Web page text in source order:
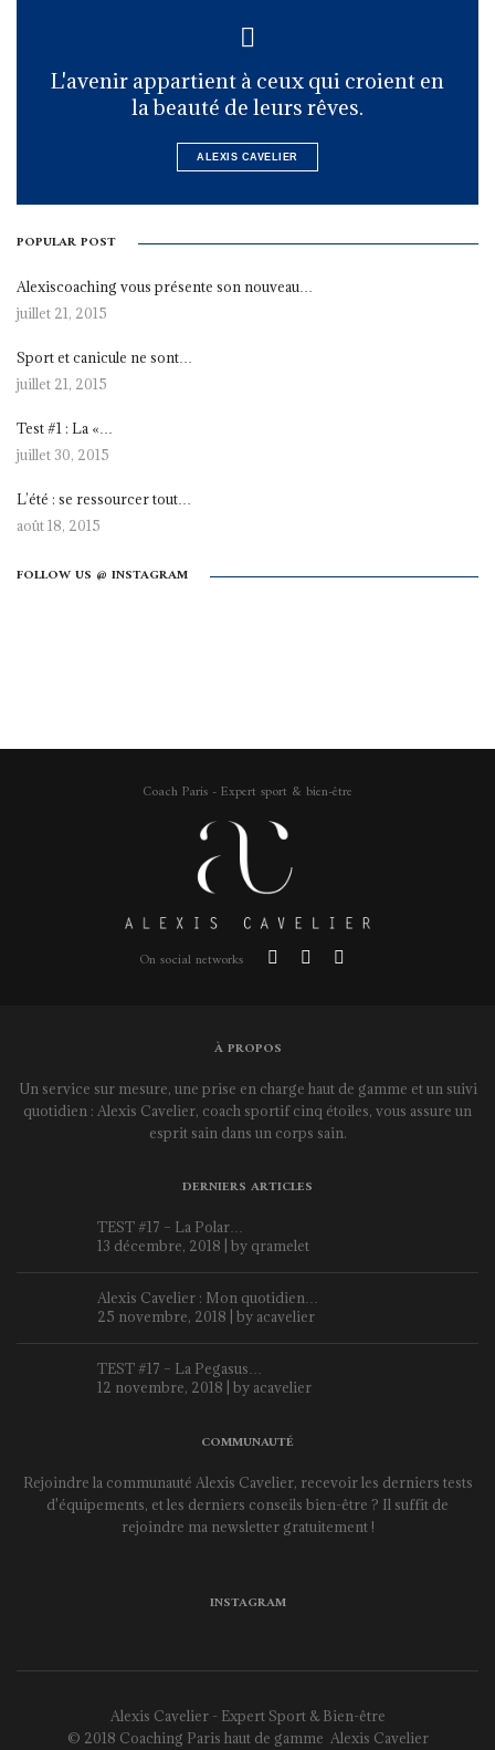
L'avenir appartient à ceux qui croient en
la beauté de leurs rêves.
ALEXIS CAVELIER
POPULAR POST
Alexiscoaching vous présente son nouveau…
juillet 21, 2015
Sport et canicule ne sont…
juillet 21, 2015
Test #1 : La «…
juillet 30, 2015
L’été : se ressourcer tout…
août 18, 2015
FOLLOW US @ INSTAGRAM
Coach Paris - Expert sport & bien-être
On social networks
À PROPOS
Un service sur mesure, une prise en charge haut de gamme et un suivi
quotidien : Alexis Cavelier, coach sportif cinq étoiles, vous assure un
esprit sain dans un corps sain.
DERNIERS ARTICLES
TEST #17 – La Polar…
13 décembre, 2018 | by qramelet
Alexis Cavelier : Mon quotidien…
25 novembre, 2018 | by acavelier
TEST #17 – La Pegasus…
12 novembre, 2018 | by acavelier
COMMUNAUTÉ
Rejoindre la communauté Alexis Cavelier, recevoir les derniers tests
d'équipements, et les derniers conseils bien-être ? Il suffit de
rejoindre ma newsletter gratuitement !
INSTAGRAM
Alexis Cavelier - Expert Sport & Bien-être
© 2018 Coaching Paris haut de gamme Alexis Cavelier